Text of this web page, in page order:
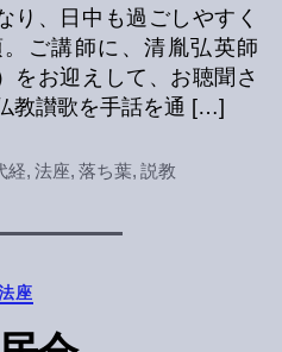
り、日中も過ごしやすく
ご講師に、清胤弘英師
をお迎えして、お聴聞さ
教讃歌を手話を通 […]
経,法座,落ち葉, 説教
Categories
座